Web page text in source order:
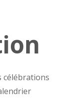
célébrations